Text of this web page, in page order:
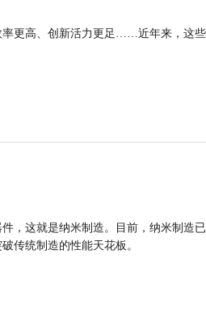
率更高、创新活力更足……近年来，这
，这就是纳米制造。目前，纳米制造
传统制造的性能天花板。